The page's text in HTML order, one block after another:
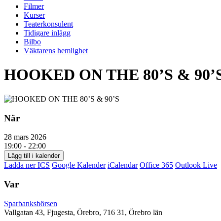
Filmer
Kurser
Teaterkonsulent
Tidigare inlägg
Bilbo
Väktarens hemlighet
HOOKED ON THE 80’S &
När
28 mars 2026
19:00 - 22:00
Lägg till i kalender
Ladda ner ICS Google Kalender iCalendar Office 365 Outlook Live
Var
Sparbanksbörsen
Vallgatan 43, Fjugesta, Örebro, 716 31, Örebro län